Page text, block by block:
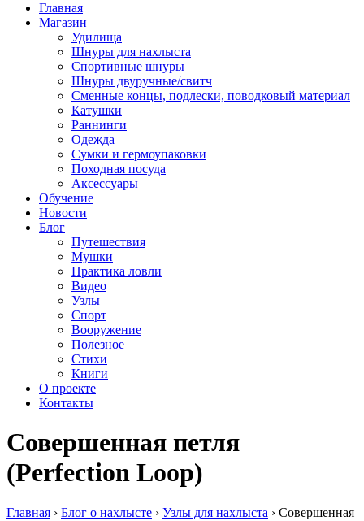
Главная
Магазин
Удилища
Шнуры для нахлыста
Спортивные шнуры
Шнуры двуручные/свитч
Сменные концы, подлески, поводковый материал
Катушки
Раннинги
Одежда
Сумки и гермоупаковки
Походная посуда
Аксессуары
Обучение
Новости
Блог
Путешествия
Мушки
Практика ловли
Видео
Узлы
Спорт
Вооружение
Полезное
Стихи
Книги
О проекте
Контакты
Совершенная петля
(Perfection Loop)
Главная › Блог о нахлысте › Узлы для нахлыста › Совершенная